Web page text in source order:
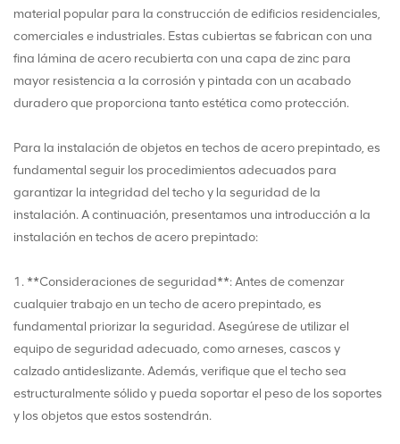
material popular para la construcción de edificios residenciales,
comerciales e industriales. Estas cubiertas se fabrican con una
fina lámina de acero recubierta con una capa de zinc para
mayor resistencia a la corrosión y pintada con un acabado
duradero que proporciona tanto estética como protección.
Para la instalación de objetos en techos de acero prepintado, es
fundamental seguir los procedimientos adecuados para
garantizar la integridad del techo y la seguridad de la
instalación. A continuación, presentamos una introducción a la
instalación en techos de acero prepintado:
1. **Consideraciones de seguridad**: Antes de comenzar
cualquier trabajo en un techo de acero prepintado, es
fundamental priorizar la seguridad. Asegúrese de utilizar el
equipo de seguridad adecuado, como arneses, cascos y
calzado antideslizante. Además, verifique que el techo sea
estructuralmente sólido y pueda soportar el peso de los soportes
y los objetos que estos sostendrán.